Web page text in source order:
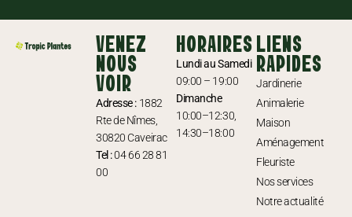
VENEZ
NOUS
VOIR
Adresse :1882
Rte de Nîmes,
30820 Caveirac
Tel :04 66 28 81
00
HORAIRES
Lundi au Samedi
09:00 – 19:00
Dimanche
10:00–12:30,
14:30–18:00
LIENS
RAPIDES
Jardinerie
Animalerie
Maison
Aménagement
Fleuriste
Nos services
Notre actualité